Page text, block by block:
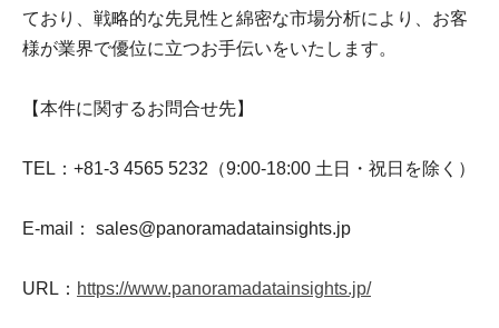
ており、戦略的な先見性と綿密な市場分析により、お客
様が業界で優位に立つお手伝いをいたします。
【本件に関するお問合せ先】
TEL：+81-3 4565 5232（9:00-18:00 土日・祝日を除く）
E-mail： sales@panoramadatainsights.jp
URL： https://www.panoramadatainsights.jp/